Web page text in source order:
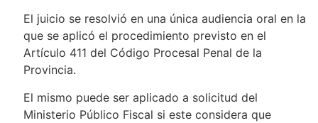
El juicio se resolvió en una única audiencia oral en la
que se aplicó el procedimiento previsto en el
Artículo 411 del Código Procesal Penal de la
Provincia.
El mismo puede ser aplicado a solicitud del
Ministerio Público Fiscal si este considera que